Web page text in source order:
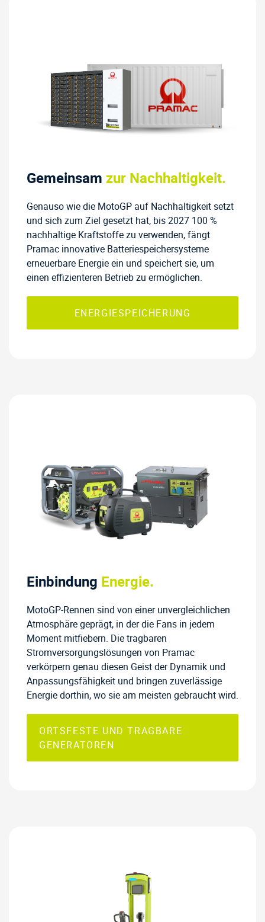
Gemeinsam zur Nachhaltigkeit.
Genauso wie die MotoGP auf Nachhaltigkeit setzt
und sich zum Ziel gesetzt hat, bis 2027 100 %
nachhaltige Kraftstoffe zu verwenden, fängt
Pramac innovative Batteriespeichersysteme
erneuerbare Energie ein und speichert sie, um
einen effizienteren Betrieb zu ermöglichen.
ENERGIESPEICHERUNG
Einbindung Energie.
MotoGP-Rennen sind von einer unvergleichlichen
Atmosphäre geprägt, in der die Fans in jedem
Moment mitfiebern. Die tragbaren
Stromversorgungslösungen von Pramac
verkörpern genau diesen Geist der Dynamik und
Anpassungsfähigkeit und bringen zuverlässige
Energie dorthin, wo sie am meisten gebraucht wird.
ORTSFESTE UND TRAGBARE
GENERATOREN